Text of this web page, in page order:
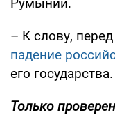
– К слову,
падение
его государства.
Только